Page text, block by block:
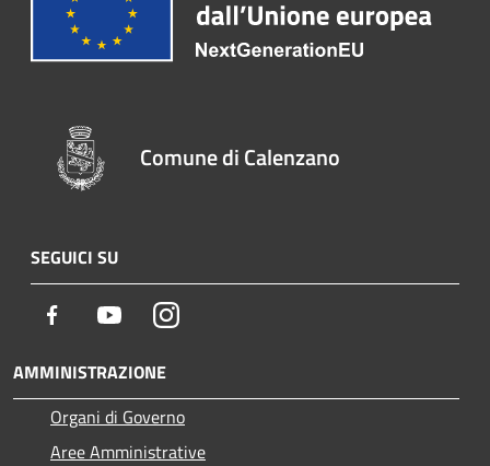
Comune di Calenzano
SEGUICI SU
Facebook YoutubeInstagram
AMMINISTRAZIONE
Organi di Governo
Aree Amministrative